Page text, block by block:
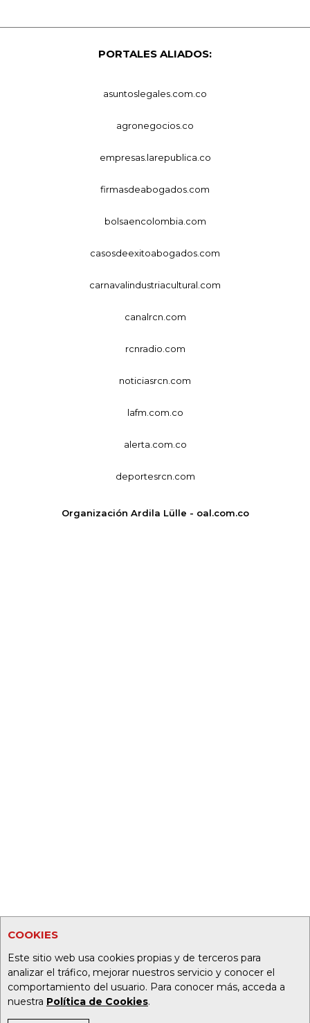
COOKIES
Este sitio web usa cookies propias y de terceros para
analizar el tráfico, mejorar nuestros servicio y conocer el
comportamiento del usuario. Para conocer más, acceda a
nuestra Política de Cookies.
PORTALES ALIADOS:
asuntoslegales.com.co
agronegocios.co
empresas.larepublica.co
firmasdeabogados.com
bolsaencolombia.com
casosdeexitoabogados.com
carnavalindustriacultural.com
canalrcn.com
rcnradio.com
noticiasrcn.com
lafm.com.co
alerta.com.co
deportesrcn.com
Organización Ardila Lülle - oal.com.co